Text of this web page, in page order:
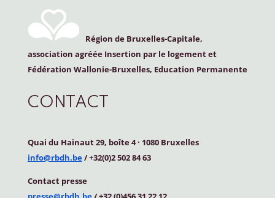
Région de Bruxelles-Capitale,
association agréée Insertion par le logement et
Fédération Wallonie-Bruxelles, Education Permanente
CONTACT
Quai du Hainaut 29, boîte 4· 1080 Bruxelles
info@rbdh.be/ +32(0)2 502 84 63
Contact presse